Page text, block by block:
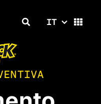
IT